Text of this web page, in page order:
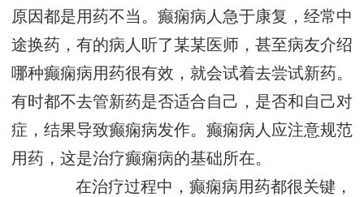
原因都是用药不当。癫痫病人急于康复，经常中
途换药，有的病人听了某某医师，甚至病友介绍
哪种癫痫病用药很有效，就会试着去尝试新药。
有时都不去管新药是否适合自己，是否和自己对
症，结果导致癫痫病发作。癫痫病人应注意规范
用药，这是治疗癫痫病的基础所在。
在治疗过程中，癫痫病用药都很关键，